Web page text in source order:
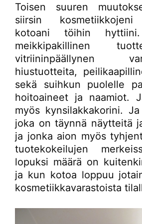
Toisen suuren
siirsin kosmetiikkojeni
kotoani töihin
meikkipakillinen
vitriininpäällynen
hiustuotteita,
sekä suihkun puolelle
hoitoaineet ja naamiot.
myös kynsilakkakorini.
joka on täynnä näytteitä
ja jonka aion myös
tuotekokeilujen
lopuksi määrä on
ja kun kotoa loppuu
kosmetiikkavarastoista